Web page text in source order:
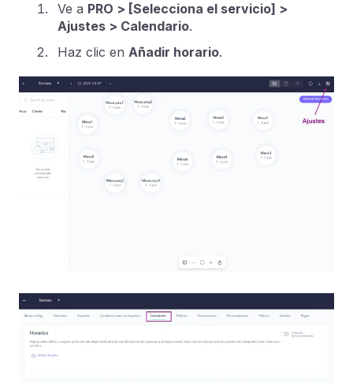
Ve a PRO > [Selecciona el servicio] >
Ajustes > Calendario.
Haz clic en Añadir horario.